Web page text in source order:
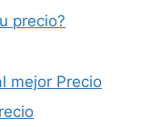
precio?
mejor Precio